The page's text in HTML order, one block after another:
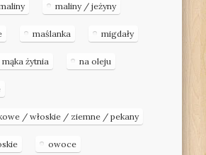
maliny / jeżyny
maślanka migdały
mąka żytnia na oleju
/ włoskie / ziemne / pekany
owoce